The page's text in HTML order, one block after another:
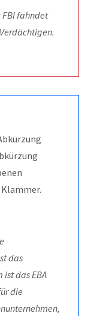
FBI fahndet
das
das EBA
die